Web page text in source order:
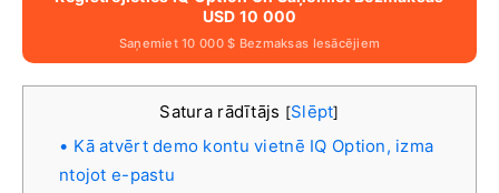
USD 10 000
Saņemiet 10 000 $ Bezmaksas Iesācējiem
Satura rādītājs [Slēpt]
Kā atvērt demo kontu vietnē IQ Option, izma
ntojot e-pastu